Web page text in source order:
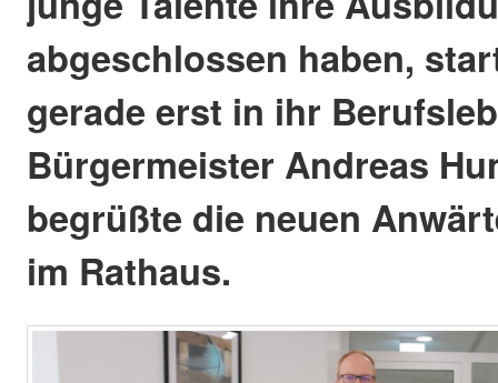
abgeschlossen haben,
gerade erst in ihr
Bürgermeister Andreas
begrüßte die neuen
im Rathaus.